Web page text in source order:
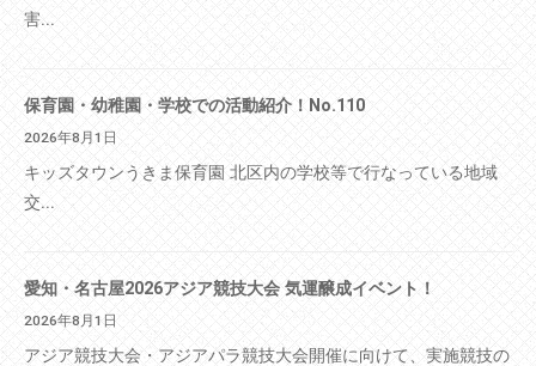
害...
保育園・幼稚園・学校での活動紹介！No.110
2026年8月1日
キッズタウンうきま保育園 北区内の学校等で行なっている地域
交...
愛知・名古屋2026アジア競技大会 気運醸成イベント！
2026年8月1日
アジア競技大会・アジアパラ競技大会開催に向けて、実施競技の